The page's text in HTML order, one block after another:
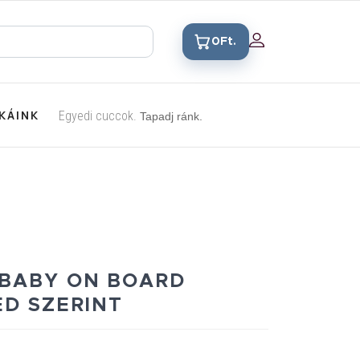
0Ft.
Egyedi cuccok. Tapadj ránk.
ON BOARD
SZERINT